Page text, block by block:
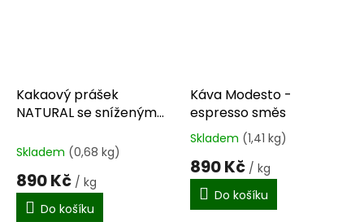
Kakaový prášek
NATURAL se sníženým
Skladem (0,68 kg)
890 Kč / kg
Do košíku
Káva Modesto -
espresso směs
Průměrné
hodnocení
produktu
4,1
Skladem (1,41 kg)
890 Kč / kg
Do košíku